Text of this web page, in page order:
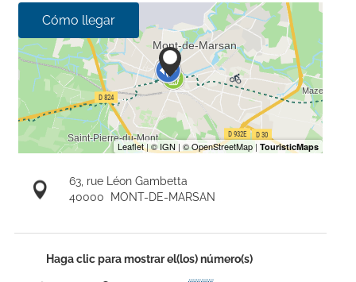
Cómo llegar
63, rue Léon Gambetta
40000 MONT-DE-MARSAN
Haga clic para mostrar el(los) número(s)